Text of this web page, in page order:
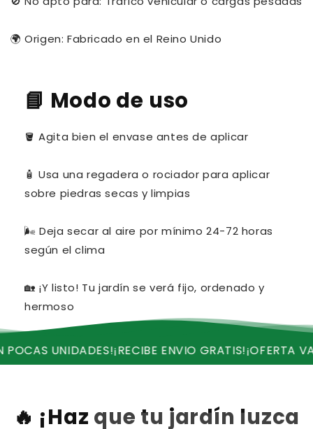
🌍 Origen: Fabricado en el Reino Unido
📘 Modo de uso
🪣 Agita bien el envase antes de aplicar
🧴 Usa una regadera o rociador para aplicar
sobre piedras secas y limpias
🌬️ Deja secar al aire por mínimo 24-72 horas
según el clima
🏡 ¡Y listo! Tu jardín se verá fijo, ordenado y
hermoso
¡RECIBE ENVIO GRATIS!¡OFERTA VALIDA HASTA
🔥 ¡Haz que tu jardín luzca